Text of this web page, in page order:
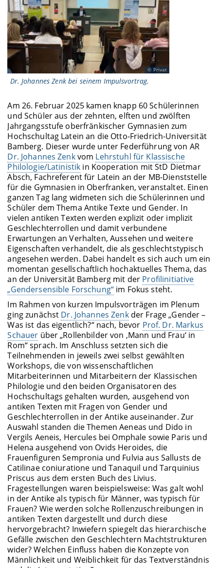
Privat
Dr. Johannes Zenk bei seinem Impulsvortrag.
Am 26. Februar 2025 kamen knapp 60 Schülerinnen
und Schüler aus der zehnten, elften und zwölften
Jahrgangsstufe oberfränkischer Gymnasien zum
Hochschultag Latein an die Otto-Friedrich-Universität
Bamberg. Dieser wurde unter Federführung von AR
Dr. Johannes Zenkvom Lehrstuhl für Klassische
Philologie/Latinistik in Kooperation mit StD Dietmar
Absch, Fachreferent für Latein an der MB-Dienststelle
für die Gymnasien in Oberfranken, veranstaltet. Einen
ganzen Tag lang widmeten sich die Schülerinnen und
Schüler dem Thema Antike Texte und Gender. In
vielen antiken Texten werden explizit oder implizit
Geschlechterrollen und damit verbundene
Erwartungen an Verhalten, Aussehen und weitere
Eigenschaften verhandelt, die als geschlechtstypisch
angesehen werden. Dabei handelt es sich auch um ein
momentan gesellschaftlich hochaktuelles Thema, das
an der Universität Bamberg mit der Profilinitiative
„Gendersensible Forschung“ im Fokus steht.
Im Rahmen von kurzen Impulsvorträgen im Plenum
ging zunächst Dr. Johannes Zenkder Frage „Gender –
Was ist das eigentlich?“ nach, bevor Prof. Dr. Markus
Schauer über „Rollenbilder von ‚Mann und Frau‘ in
Rom“ sprach. Im Anschluss setzten sich die
Teilnehmenden in jeweils zwei selbst gewählten
Workshops, die von wissenschaftlichen
Mitarbeiterinnen und Mitarbeitern der Klassischen
Philologie und den beiden Organisatoren des
Hochschultags gehalten wurden, ausgehend von
antiken Texten mit Fragen von Gender und
Geschlechterrollen in der Antike auseinander. Zur
Auswahl standen die Themen Aeneas und Dido in
Vergils Aeneis, Hercules bei Omphale sowie Paris und
Helena ausgehend von Ovids Heroides, die
Frauenfiguren Sempronia und Fulvia aus Sallusts de
Catilinae coniuratione und Tanaquil und Tarquinius
Priscus aus dem ersten Buch des Livius.
Fragestellungen waren beispielsweise: Was galt wohl
in der Antike als typisch für Männer, was typisch für
Frauen? Wie werden solche Rollenzuschreibungen in
antiken Texten dargestellt und durch diese
hervorgebracht? Inwiefern spiegelt das hierarchische
Gefälle zwischen den Geschlechtern Machtstrukturen
wider? Welchen Einfluss haben die Konzepte von
Männlichkeit und Weiblichkeit für das Textverständnis